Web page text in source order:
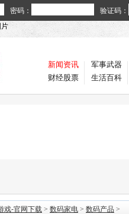
密码： 验证码：
新闻资讯
财经股票
军事武器
生活百科
戏-官网下载 > 数码家电 > 数码产品 >